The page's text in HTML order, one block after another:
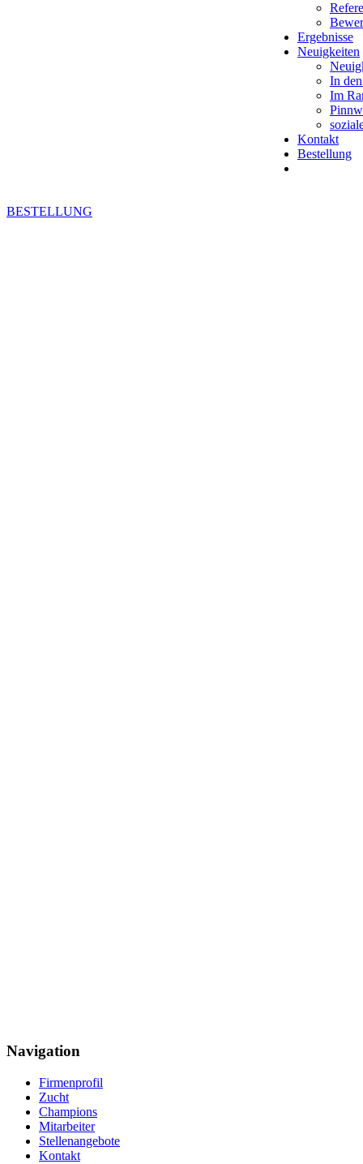
Ergebnisse
Neuigkeiten
In
Im
Kontakt
Bestellung
BESTELLUNG
Navigation
Firmenprofil
Zucht
Champions
Mitarbeiter
Stellenangebote
Kontakt